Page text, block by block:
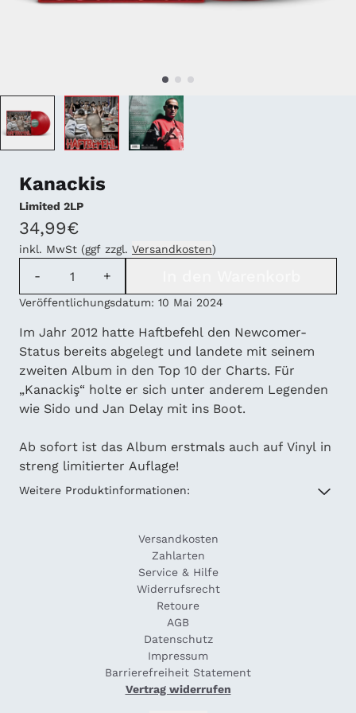
Kanackis
Limited 2LP
34,99€
inkl. MwSt (ggf zzgl. Versandkosten)
- +
Veröffentlichungsdatum: 10 Mai 2024
Im Jahr 2012 hatte Haftbefehl den Newcomer-
Status bereits abgelegt und landete mit seinem
zweiten Album in den Top 10 der Charts. Für
„Kanackiş“ holte er sich unter anderem Legenden
wie Sido und Jan Delay mit ins Boot.
Ab sofort ist das Album erstmals auch auf Vinyl in
streng limitierter Auflage!
Weitere Produktinformationen:
Versandkosten
Zahlarten
Service & Hilfe
Widerrufsrecht
Retoure
AGB
Datenschutz
Impressum
Barrierefreiheit Statement
Vertrag widerrufen